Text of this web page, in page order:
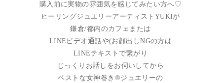
購入前に実物の雰囲気を感じてみたい方へ♡
ヒーリングジュエリーアーティストYUKIが
鎌倉/都内のカフェまたは
LINEビデオ通話や(お顔出しNGの方は
LINEテキストで繋がり
じっくりお話しをお伺いしてから
ベストな女神巻き®︎ジュエリーの